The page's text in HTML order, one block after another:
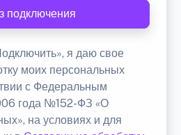
подключения
я даю свое
моих персональных
с Федеральным
года №152-ФЗ «О
на условиях и для